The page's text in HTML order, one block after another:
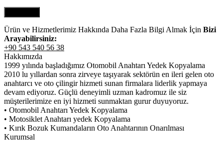
Ürün ve Hizmetlerimiz Hakkında Daha Fazla Bilgi Almak İçin Bizi
Arayabilirsiniz:
+90 543 540 56 38
Hakkımızda
1999 yılında başladığımız Otomobil Anahtarı Yedek Kopyalama
2010 lu yıllardan sonra zirveye taşıyarak sektörün en ileri gelen oto
anahtarcı ve oto çilingir hizmeti sunan firmalara liderlik yapmaya
devam ediyoruz. Güçlü deneyimli uzman kadromuz ile siz
müşterilerimize en iyi hizmeti sunmaktan gurur duyuyoruz.
• Otomobil Anahtarı Yedek Kopyalama
• Motosiklet Anahtarı yedek Kopyalama
• Kırık Bozuk Kumandaların Oto Anahtarının Onarılması
Kurumsal